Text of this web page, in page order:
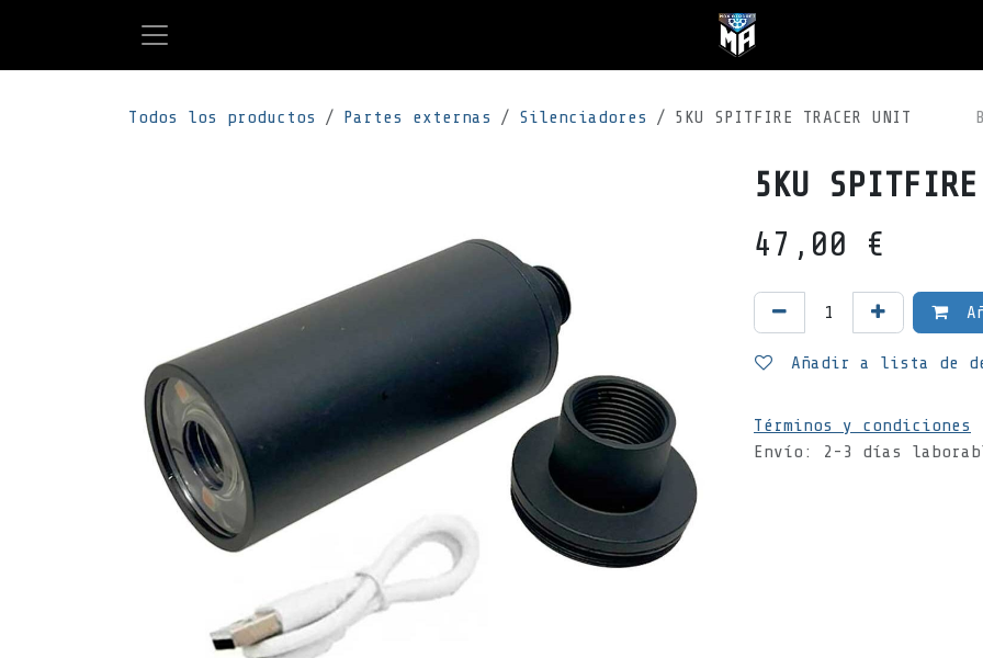
Todos los productos Partes externas Silenciadores 5KU SPITFIRE TRACER UNIT
5KU
47,00 €
Añadir a lista de
Términos y condiciones
Envío: 2-3 días